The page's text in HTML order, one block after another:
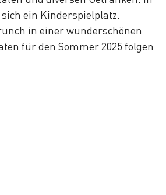
ein Kinderspielplatz.
in einer wunderschönen
für den Sommer 2025 folgen